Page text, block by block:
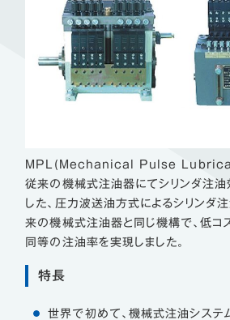
MPL(Mechanical Pulse
従来の機械式注油器にてシリンダ注
した、圧力波送油方式によるシリンダ
来の機械式注油器と同じ機構で、低コ
同等の注油率を実現しました。
特長
世界で初めて、機械式注油システ